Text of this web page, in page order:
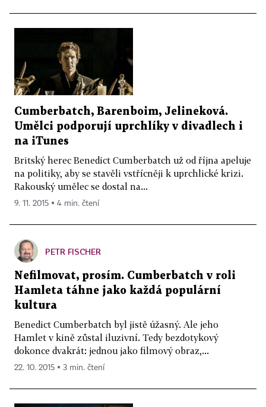
Cumberbatch, Barenboim, Jelineková.
Umělci podporují uprchlíky v divadlech i
na iTunes
Britský herec Benedict Cumberbatch už od října apeluje
na politiky, aby se stavěli vstřícněji k uprchlické krizi.
Rakouský umělec se dostal na...
9. 11. 2015 ▪ 4 min. čtení
PETR FISCHER
Nefilmovat, prosím. Cumberbatch v roli
Hamleta táhne jako každá populární
kultura
Benedict Cumberbatch byl jistě úžasný. Ale jeho
Hamlet v kině zůstal iluzivní. Tedy bezdotykový
dokonce dvakrát: jednou jako filmový obraz,...
22. 10. 2015 ▪ 3 min. čtení